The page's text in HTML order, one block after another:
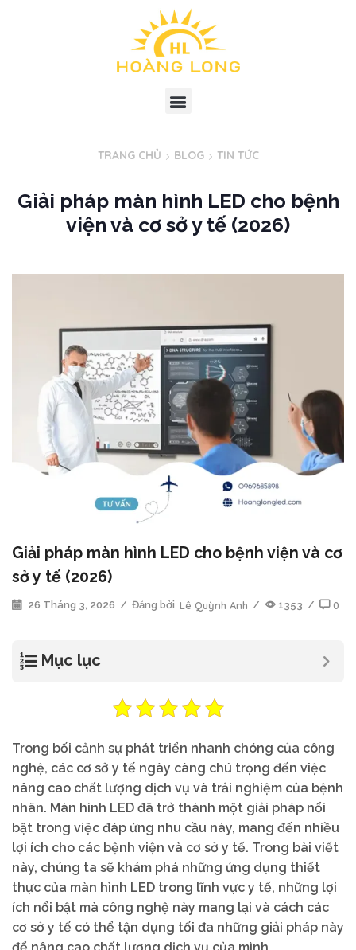
TRANG CHỦ BLOG TIN TỨC
Giải pháp màn hình LED cho bệnh
viện và cơ sở y tế (2026)
Giải pháp màn hình LED cho bệnh viện và cơ
sở y tế (2026)
26 Tháng 3, 2026 / Đăng bởi Lê Quỳnh Anh / 1353 / 0
Mục lục
Trong bối cảnh sự phát triển nhanh chóng của công
nghệ, các cơ sở y tế ngày càng chú trọng đến việc
nâng cao chất lượng dịch vụ và trải nghiệm của bệnh
nhân. Màn hình LED đã trở thành một giải pháp nổi
bật trong việc đáp ứng nhu cầu này, mang đến nhiều
lợi ích cho các bệnh viện và cơ sở y tế. Trong bài viết
này, chúng ta sẽ khám phá những ứng dụng thiết
thực của màn hình LED trong lĩnh vực y tế, những lợi
ích nổi bật mà công nghệ này mang lại và cách các
cơ sở y tế có thể tận dụng tối đa những giải pháp này
để nâng cao chất lượng dịch vụ của mình.